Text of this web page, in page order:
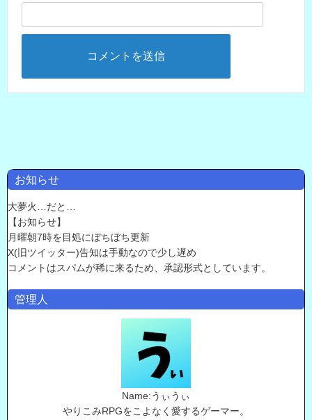
お知らせ
大夢火…だと…
【お知らせ】
月曜朝7時を目処にぼちぼち更新
X(旧ツイッター)告知は手動なので少し遅め
コメントはスパムが稀に来るため、承認形式としています。
管理人
Name:うぃうぃ
やりこみRPGをこよなく愛するゲーマー。